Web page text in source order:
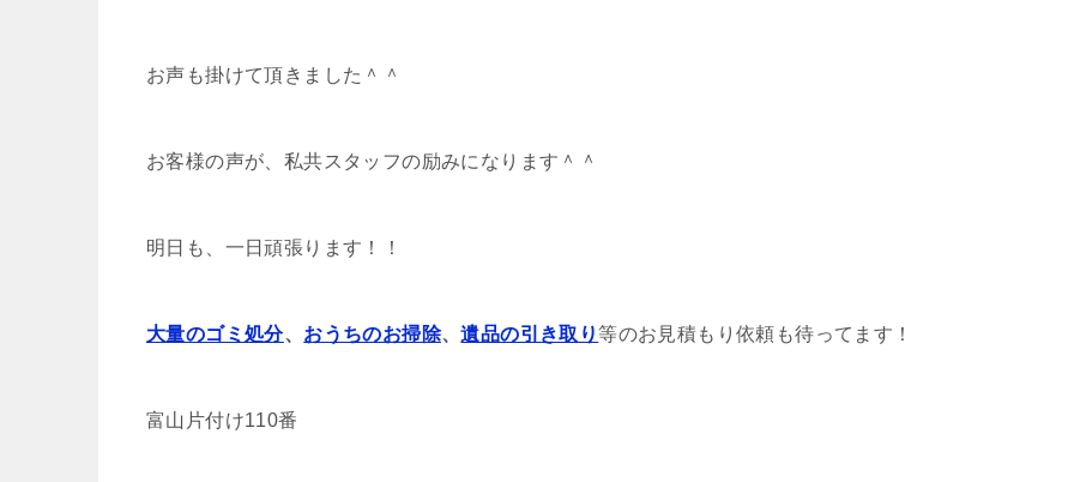
お声も掛けて頂きました＾＾
お客様の声が、私共スタッフの励みになります＾＾
明日も、一日頑張ります！！
大量のゴミ処分、 おうちのお掃除、遺品の引き取り 等のお見積もり依頼も待ってます！
富山片付け110番